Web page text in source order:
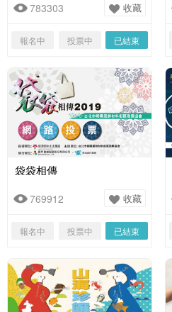
783303 收藏
報名中 投票中 已結束
袋袋相傳
769912 收藏
報名中 投票中 已結束